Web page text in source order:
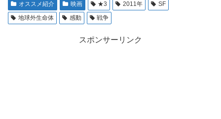
オススメ紹介 映画 ★3 2011年
SF
地球外生命体
感動 戦争
スポンサーリンク